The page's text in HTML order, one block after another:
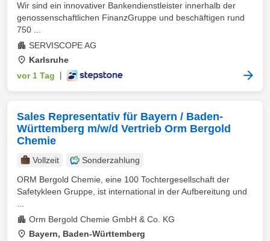
Wir sind ein innovativer Bankendienstleister innerhalb der
genossenschaftlichen FinanzGruppe und beschäftigen rund
750 ...
SERVISCOPE AG
Karlsruhe
vor 1 Tag
Sales Representativ für Bayern / Baden-
Württemberg m/w/d Vertrieb Orm Bergold
Chemie
Vollzeit
Sonderzahlung
ORM Bergold Chemie, eine 100 Tochtergesellschaft der
Safetykleen Gruppe, ist international in der Aufbereitung und
Orm Bergold Chemie GmbH & Co. KG
Bayern, Baden-Württemberg